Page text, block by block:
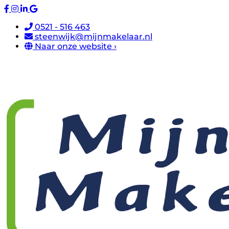
0521 - 516 463
steenwijk@mijnmakelaar.nl
Naar onze website ›